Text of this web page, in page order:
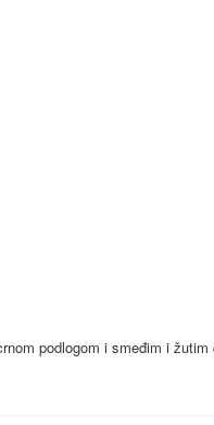
podlogom i smeđim i